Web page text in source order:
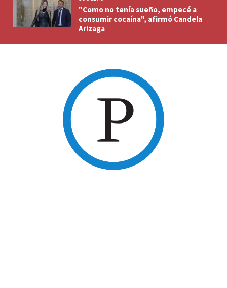
"Como no tenía sueño, empecé a
consumir cocaína", afirmó Candela
Arizaga